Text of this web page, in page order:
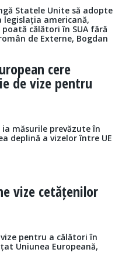
Statele Unite să adopte
legislația americană,
călători în SUA fără
de Externe, Bogdan
cere
de vize pentru
măsurile prevăzute în
deplină a vizelor între UE
vize cetățenilor
pentru a călători în
Uniunea Europeană,